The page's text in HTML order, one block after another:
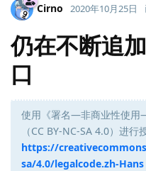
Cirno 2020年10月25日
仍在不断追
口
使用《署名—非商业性使用
（CC BY-NC-SA 4.0）进行
https://
sa/4.0/legalcode.zh-Hans